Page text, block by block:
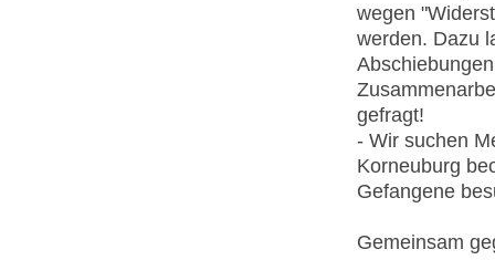
wegen
werden. Dazu
gefragt!
- Wir suchen
Korneuburg
Gefangene
Gemeinsam